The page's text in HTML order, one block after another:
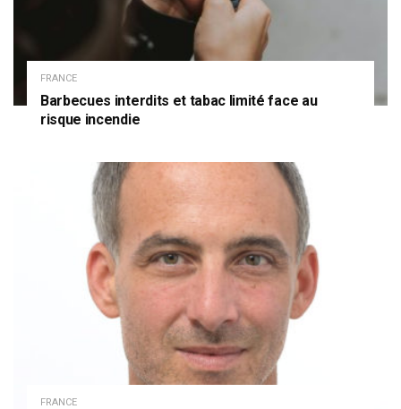
FRANCE
Barbecues interdits et tabac limité face au
risque incendie
FRANCE